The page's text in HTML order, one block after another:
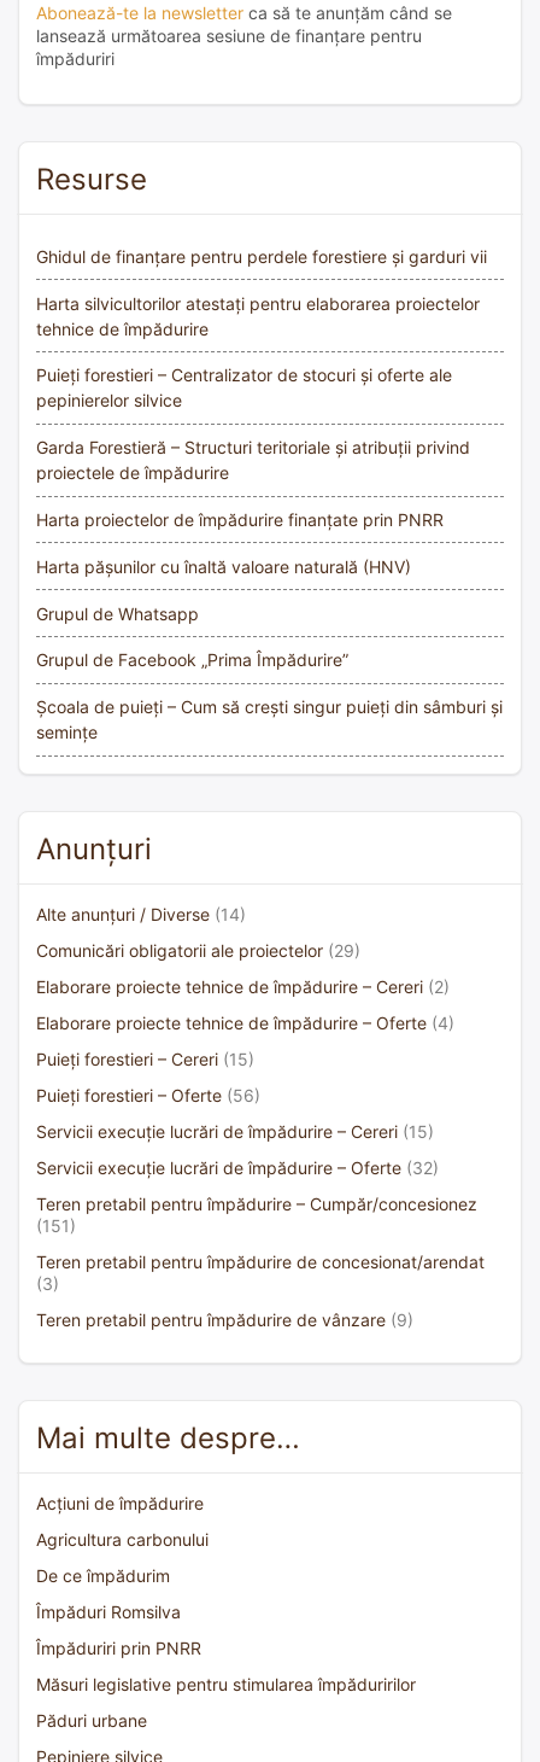
Abonează-te la newsletter ca să te anunțăm când se
lansează următoarea sesiune de finanțare pentru
împăduriri
Resurse
Ghidul de finanțare pentru perdele forestiere și garduri vii
Harta silvicultorilor atestați pentru elaborarea proiectelor
tehnice de împădurire
Puieți forestieri – Centralizator de stocuri și oferte ale
pepinierelor silvice
Garda Forestieră – Structuri teritoriale și atribuții privind
proiectele de împădurire
Harta proiectelor de împădurire finanțate prin PNRR
Harta pășunilor cu înaltă valoare naturală (HNV)
Grupul de Whatsapp
Grupul de Facebook „Prima Împădurire”
Școala de puieți – Cum să crești singur puieți din sâmburi și
semințe
Anunțuri
Alte anunțuri / Diverse (14)
Comunicări obligatorii ale proiectelor (29)
Elaborare proiecte tehnice de împădurire – Cereri (2)
Elaborare proiecte tehnice de împădurire – Oferte (4)
Puieți forestieri – Cereri (15)
Puieți forestieri – Oferte (56)
Servicii execuție lucrări de împădurire – Cereri (15)
Servicii execuție lucrări de împădurire – Oferte (32)
Teren pretabil pentru împădurire – Cumpăr/concesionez
(151)
Teren pretabil pentru împădurire de concesionat/arendat
(3)
Teren pretabil pentru împădurire de vânzare (9)
Mai multe despre…
Acțiuni de împădurire
Agricultura carbonului
De ce împădurim
Împăduri Romsilva
Împăduriri prin PNRR
Măsuri legislative pentru stimularea împăduririlor
Păduri urbane
Pepiniere silvice